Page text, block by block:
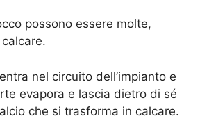
possono essere molte,
nel circuito dell’impianto e
evapora e lascia dietro di sé
che si trasforma in calcare.